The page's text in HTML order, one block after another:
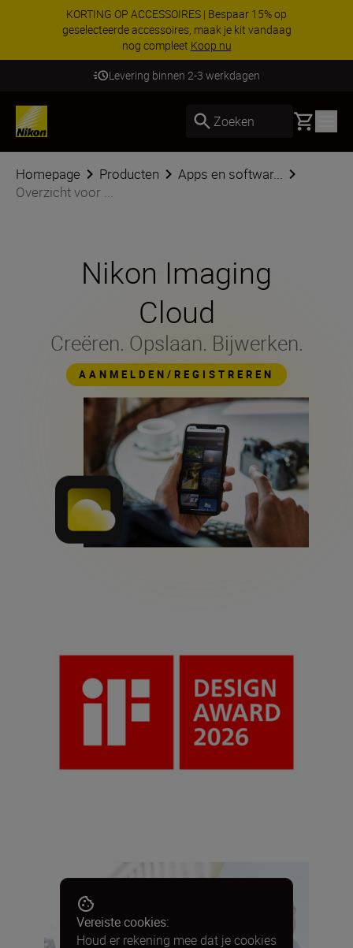
KORTING OP ACCESSOIRES | Bespaar 15% op
geselecteerde accessoires, maak je kit vandaag
nog compleet Koop nu
Levering binnen 2-3 werkdagen
Zoeken Basket
Homepage Producten
Apps en softwar...
Overzicht voor ...
Nikon Imaging
Cloud
Creëren. Opslaan. Bijwerken.
AANMELDEN/REGISTREREN
Vereiste cookies:
Houd er rekening mee dat je cookies